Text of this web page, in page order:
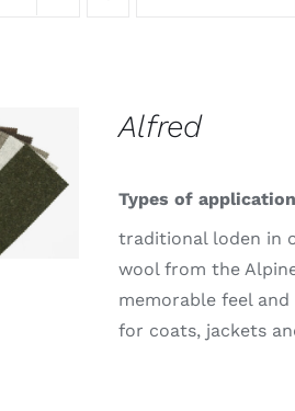
THIS
PRODUCT
HAS
MULTIPLE
Alfred
Types of
traditional loden in
wool from the
memorable feel
for coats, jackets